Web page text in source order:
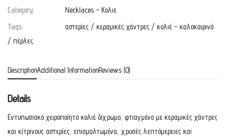
Category:
Necklaces - Κολιε
Tags:
αστερίες / κεραμικές χάντρες / κολιέ - καλοκαιρινό
/ πέρλες
DescriptionAdditional InformationReviews (0)
Details
Εντυπωσιακό χειροποίητο κολιέ δίχρωμο, φτιαγμένο με κεραμικές χάντρες
και κίτρινους αστερίες, επισμαλτωμένα, χρυσές λεπτόμερειες και